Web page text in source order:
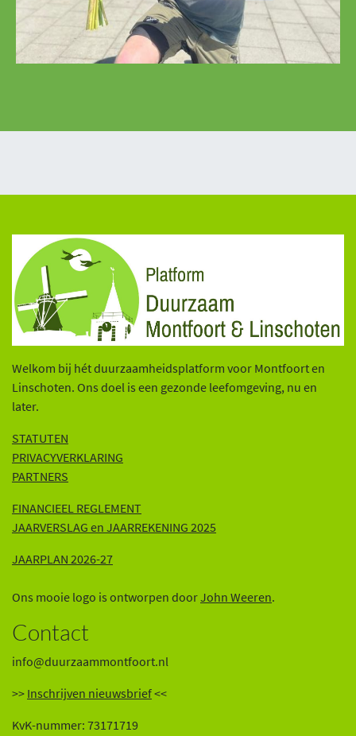
Welkom bij hét duurzaamheidsplatform voor Montfoort en
Linschoten. Ons doel is een gezonde leefomgeving, nu en
later.
STATUTEN
PRIVACYVERKLARING
PARTNERS
FINANCIEEL REGLEMENT
JAARVERSLAG en JAARREKENING 2025
JAARPLAN 2026-27
Ons mooie logo is ontworpen doorJohn Weeren.
Contact
info@duurzaammontfoort.nl
>> Inschrijven nieuwsbrief<<
KvK-nummer: 73171719